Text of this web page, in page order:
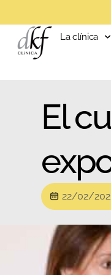
La clínica
El
22/02/